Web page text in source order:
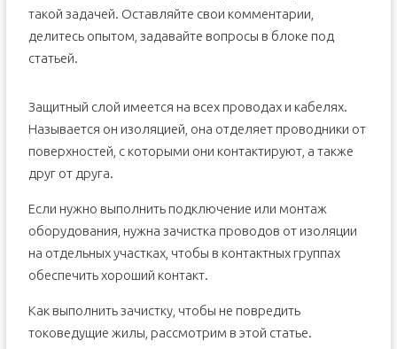
такой задачей. Оставляйте свои комментарии,
делитесь опытом, задавайте вопросы в блоке под
статьей.
Защитный слой имеется на всех проводах и кабелях.
Называется он изоляцией, она отделяет проводники от
поверхностей, с которыми они контактируют, а также
друг от друга.
Если нужно выполнить подключение или монтаж
оборудования, нужна зачистка проводов от изоляции
на отдельных участках, чтобы в контактных группах
обеспечить хороший контакт.
Как выполнить зачистку, чтобы не повредить
токоведущие жилы, рассмотрим в этой статье.